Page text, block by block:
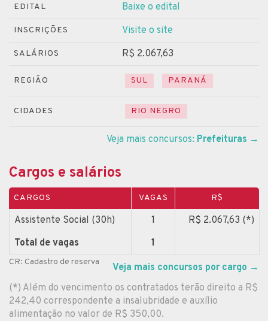
EDITAL Baixe o edital
INSCRIÇÕES Visite o site
SALÁRIOS R$ 2.067,63
REGIÃO SUL PARANÁ
CIDADES RIO NEGRO
Veja mais concursos: Prefeituras →
Cargos e salários
CARGOS VAGAS R$
Assistente Social (30h) 1
R$ 2.067,63 (*)
Total de vagas
1
CR: Cadastro de reserva Veja mais concursos por cargo →
(*) Além do vencimento os contratados terão direito a R$
242,40 correspondente a insalubridade e auxílio
alimentação no valor de R$ 350,00.